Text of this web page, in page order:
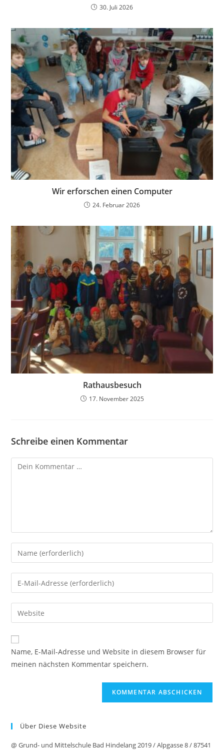
30. Juli 2026
Wir erforschen einen Computer
24. Februar 2026
Rathausbesuch
17. November 2025
Schreibe einen Kommentar
Kommentar
Gib
deinen
Namen
oder
zum
Kommentieren
ein
Gib
deine
E-
Mail-
zum
Kommentieren
ein
Gib
deine
Website-
URL
Name, E-Mail-Adresse und Website in diesem Browser für
meinen nächsten Kommentar speichern.
Über Diese Website
@ Grund- und Mittelschule Bad Hindelang 2019 / Alpgasse 8 / 87541